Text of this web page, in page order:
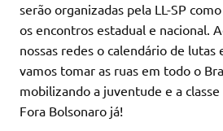
serão organizadas pela LL-SP
os encontros estadual e nacional.
nossas redes o calendário de lutas
vamos tomar as ruas em todo o
mobilizando a juventude e a
Fora Bolsonaro já!